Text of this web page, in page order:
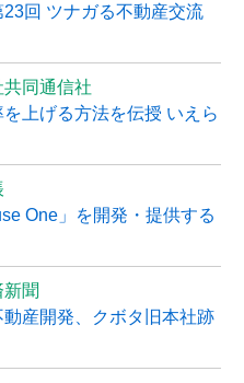
回 ツナガる不動産交流
同通信社
上げる方法を伝授 いえら
One」を開発・提供する
新聞
産開発、クボタ旧本社跡